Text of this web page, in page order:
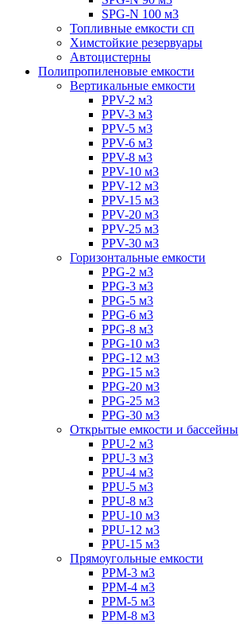
SPG-N 100 м3
Топливные емкости сп
Химстойкие резервуары
Автоцистерны
Полипропиленовые емкости
Вертикальные емкости
PPV-2 м3
PPV-3 м3
PPV-5 м3
PPV-6 м3
PPV-8 м3
PPV-10 м3
PPV-12 м3
PPV-15 м3
PPV-20 м3
PPV-25 м3
PPV-30 м3
Горизонтальные емкости
PPG-2 м3
PPG-3 м3
PPG-5 м3
PPG-6 м3
PPG-8 м3
PPG-10 м3
PPG-12 м3
PPG-15 м3
PPG-20 м3
PPG-25 м3
PPG-30 м3
Открытые емкости и бассейны
PPU-2 м3
PPU-3 м3
PPU-4 м3
PPU-5 м3
PPU-8 м3
PPU-10 м3
PPU-12 м3
PPU-15 м3
Прямоугольные емкости
PPM-3 м3
PPM-4 м3
PPM-5 м3
PPM-8 м3